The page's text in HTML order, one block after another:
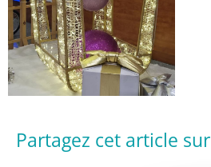
Partagez cet article